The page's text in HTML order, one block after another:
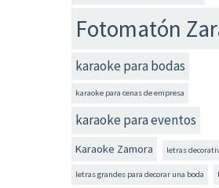
Fotomatón
karaoke para bodas
karaoke para cenas de empresa
karaoke para eventos
Karaoke Zamora letras
letras grandes para decorar una boda